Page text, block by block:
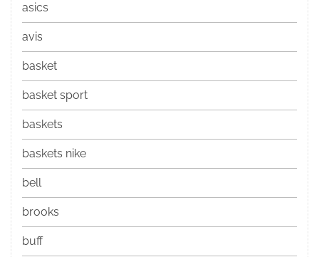
asics
avis
basket
basket sport
baskets
baskets nike
bell
brooks
buff